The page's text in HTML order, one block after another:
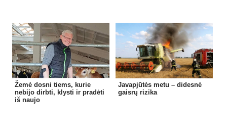
Žemė dosni tiems, kurie
nebijo dirbti, klysti ir pradėti
iš naujo
Javapjūtės metu – didesnė
gaisrų rizika